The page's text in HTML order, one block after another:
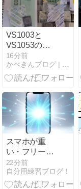
VS1003と
VS1053の
MIDI音源を試
してみる
16分前
かべきんブログ | 趣味の日記
スマホが重
い・フリーズ
する原因と今
すぐできる改
善方法
22分前
自分用練習ブログ！